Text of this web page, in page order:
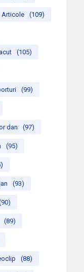
Articole (109)
(105)
(99)
dan (97)
(95)
(93)
(89)
(88)